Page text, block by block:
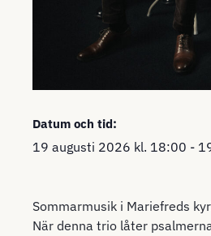
Datum och tid:
19 augusti 2026 kl. 18:00 -
Sommarmusik i Mariefreds
När denna trio låter